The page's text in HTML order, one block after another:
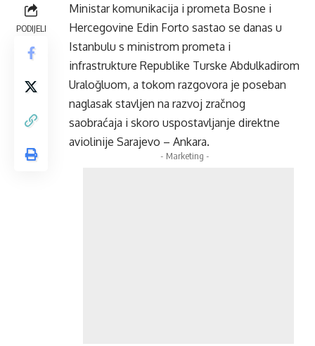
PODIJELI
Ministar komunikacija i prometa Bosne i
Hercegovine Edin Forto sastao se danas u
Istanbulu s ministrom prometa i
infrastrukture Republike Turske Abdulkadirom
Uraloğluom, a tokom razgovora je poseban
naglasak stavljen na razvoj zračnog
saobraćaja i skoro uspostavljanje direktne
aviolinije Sarajevo – Ankara.
- Marketing -